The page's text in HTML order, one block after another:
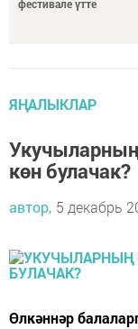
фестивале үтте
ЯҢАЛЫКЛАР
көн булачак?
автор, 5 декабрь
Өлкәннәр